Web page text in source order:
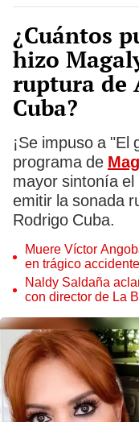
¿Cuántos
hizo
ruptura de
Cuba?
¡Se impuso a "El
programa de
mayor sintonía
emitir la sonada
Rodrigo Cuba.
Muere Víctor
en trágico
Naldy Saldaña
con director de La